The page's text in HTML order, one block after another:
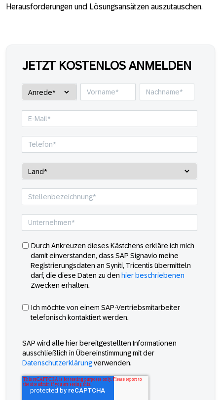
Herausforderungen und Lösungsansätzen auszutauschen.
JETZT KOSTENLOS ANMELDEN
Durch Ankreuzen dieses Kästchens erkläre ich mich
damit einverstanden, dass SAP Signavio meine
Registrierungsdaten an Syniti, Tricentis übermitteln
darf, die diese Daten zu den hier beschriebenen
Zwecken erhalten.
Ich möchte von einem SAP-Vertriebsmitarbeiter
telefonisch kontaktiert werden.
SAP wird alle hier bereitgestellten Informationen
ausschließlich in Übereinstimmung mit der
Datenschutzerklärungverwenden.